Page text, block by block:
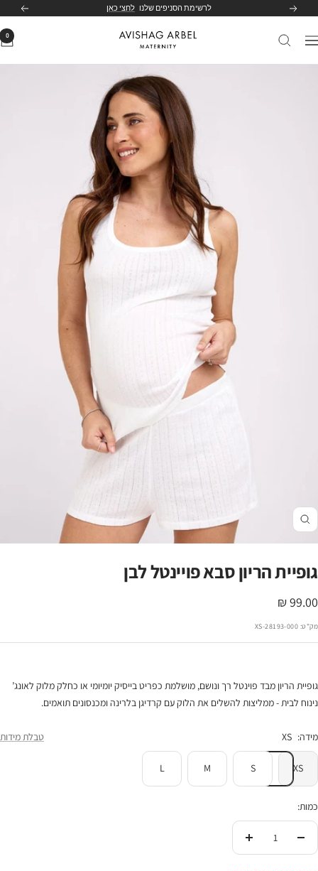
הקודם לרשימת הסניפים שלנו לחצי כאן הבא
ניווט
Avishag
0
זום
גופיית הריון סבא פויינטל לבן
מחיר
בהנחה
99.00 ₪
מק"ט: 28193-000-XS
גופיית הריון מבד פוינטל רך ונושם, מושלמת כפריט בייסיק יומיומי או כחלק מלוק לאונג’
נינוח לבית - ממליצות להשלים את הלוק עם קרדיגן בלרינה ומכנסונים תואמים.
מידה: XS טבלת מידות
XS
S
M
L
כמות:
העלי